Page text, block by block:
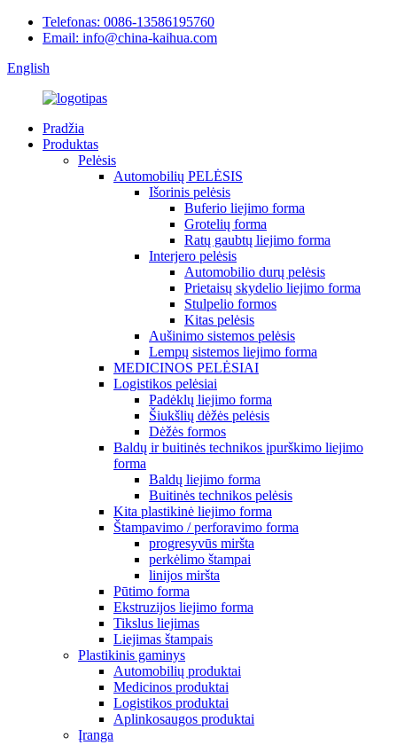
Telefonas: 0086-13586195760
Email: info@china-kaihua.com
English
Pradžia
Produktas
Pelėsis
Automobilių PELĖSIS
Išorinis pelėsis
Buferio liejimo forma
Grotelių forma
Ratų gaubtų liejimo forma
Interjero pelėsis
Automobilio durų pelėsis
Prietaisų skydelio liejimo forma
Stulpelio formos
Kitas pelėsis
Aušinimo sistemos pelėsis
Lempų sistemos liejimo forma
MEDICINOS PELĖSIAI
Logistikos pelėsiai
Padėklų liejimo forma
Šiukšlių dėžės pelėsis
Dėžės formos
Baldų ir buitinės technikos įpurškimo liejimo
forma
Baldų liejimo forma
Buitinės technikos pelėsis
Kita plastikinė liejimo forma
Štampavimo / perforavimo forma
progresyvūs miršta
perkėlimo štampai
linijos miršta
Pūtimo forma
Ekstruzijos liejimo forma
Tikslus liejimas
Liejimas štampais
Plastikinis gaminys
Automobilių produktai
Medicinos produktai
Logistikos produktai
Aplinkosaugos produktai
Įranga